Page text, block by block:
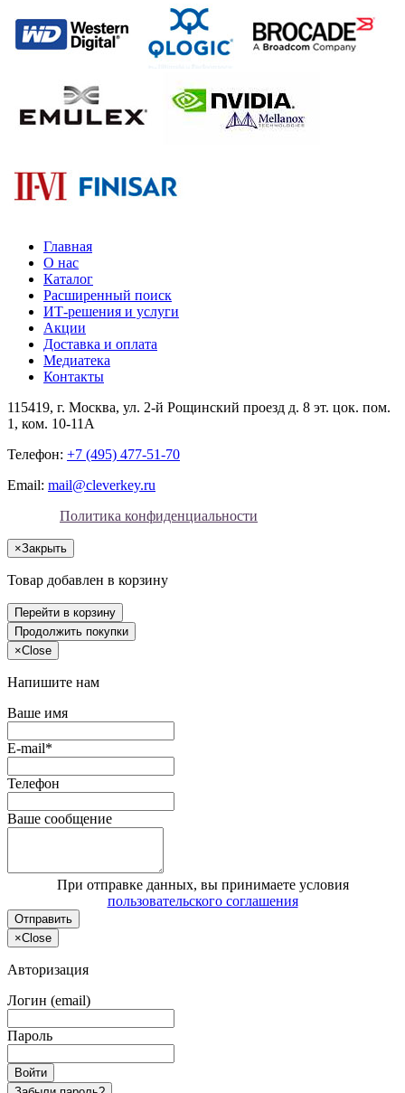
Главная
О нас
Каталог
Расширенный поиск
ИТ-решения и услуги
Акции
Доставка и оплата
Медиатека
Контакты
115419, г. Москва, ул. 2-й Рощинский проезд д. 8 эт. цок. пом.
1, ком. 10-11А
Телефон: +7 (495) 477-51-70
Email: mail@cleverkey.ru
Политика конфиденциальности
×Закрыть
Товар добавлен в корзину
Перейти в корзину
Продолжить покупки
×Close
Напишите нам
Ваше имя
E-mail*
Телефон
Ваше сообщение
При отправке данных, вы принимаете условия
пользовательского соглашения
Отправить
×Close
Авторизация
Логин (email)
Пароль
Войти